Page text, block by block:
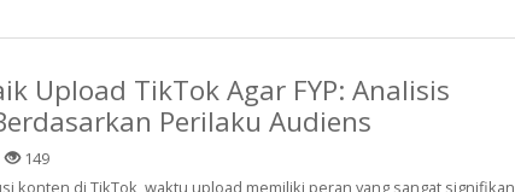
Upload TikTok Agar FYP: Analisis
Perilaku Audiens
149
konten di TikTok, waktu upload memiliki peran yang sangat signifikan